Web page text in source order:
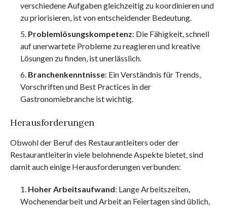
verschiedene Aufgaben gleichzeitig zu koordinieren und
zu priorisieren, ist von entscheidender Bedeutung.
Problemlösungskompetenz: Die Fähigkeit, schnell
auf unerwartete Probleme zu reagieren und kreative
Lösungen zu finden, ist unerlässlich.
Branchenkenntnisse: Ein Verständnis für Trends,
Vorschriften und Best Practices in der
Gastronomiebranche ist wichtig.
Herausforderungen
Obwohl der Beruf des Restaurantleiters oder der
Restaurantleiterin viele belohnende Aspekte bietet, sind
damit auch einige Herausforderungen verbunden:
Hoher Arbeitsaufwand: Lange Arbeitszeiten,
Wochenendarbeit und Arbeit an Feiertagen sind üblich,